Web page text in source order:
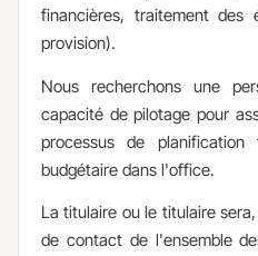
financières, traitement des
provision).
Nous recherchons une
capacité de pilotage pour
processus de
budgétaire dans l'office.
La titulaire ou le titulaire
de contact de l'ensemble